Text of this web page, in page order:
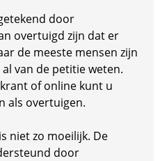
door
overtuigd zijn dat er
de meeste mensen zijn
van de petitie weten.
of online kunt u
als overtuigen.
niet zo moeilijk. De
door